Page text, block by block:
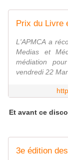
L'APMCA a
Medias et
médiation
vendredi 22
Et avant ce